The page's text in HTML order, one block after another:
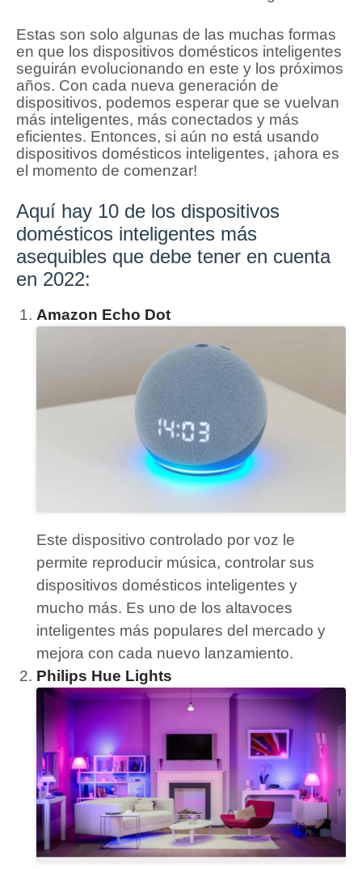
Estas son solo algunas de las muchas formas
en que los dispositivos domésticos inteligentes
seguirán evolucionando en este y los próximos
años. Con cada nueva generación de
dispositivos, podemos esperar que se vuelvan
más inteligentes, más conectados y más
eficientes. Entonces, si aún no está usando
dispositivos domésticos inteligentes, ¡ahora es
el momento de comenzar!
Aquí hay 10 de los dispositivos
domésticos inteligentes más
asequibles que debe tener en cuenta
en 2022:
Amazon Echo Dot
Este dispositivo controlado por voz le
permite reproducir música, controlar sus
dispositivos domésticos inteligentes y
mucho más. Es uno de los altavoces
inteligentes más populares del mercado y
mejora con cada nuevo lanzamiento.
Philips Hue Lights